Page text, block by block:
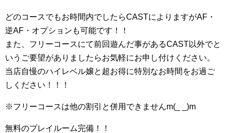
どのコースでもお時間内でしたらCASTによりますがAF・
逆AF・オプションも可能です！！
また、フリーコースにて前回遊んだ事があるCAST以外でと
いうご要望がありましたらお気軽にお申し付けください。
当店自慢のハイレベル嬢と超お得に特別なお時間をお過ご
しください！！！
※フリーコースは他の割引と併用できませんm(_ _)m
無料のプレイルーム完備！！